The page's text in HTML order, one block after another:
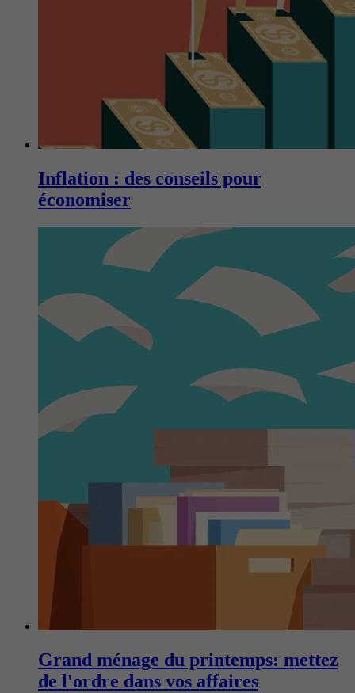
Inflation : des conseils pour
économiser
Grand ménage du printemps: mettez
de l'ordre dans vos affaires